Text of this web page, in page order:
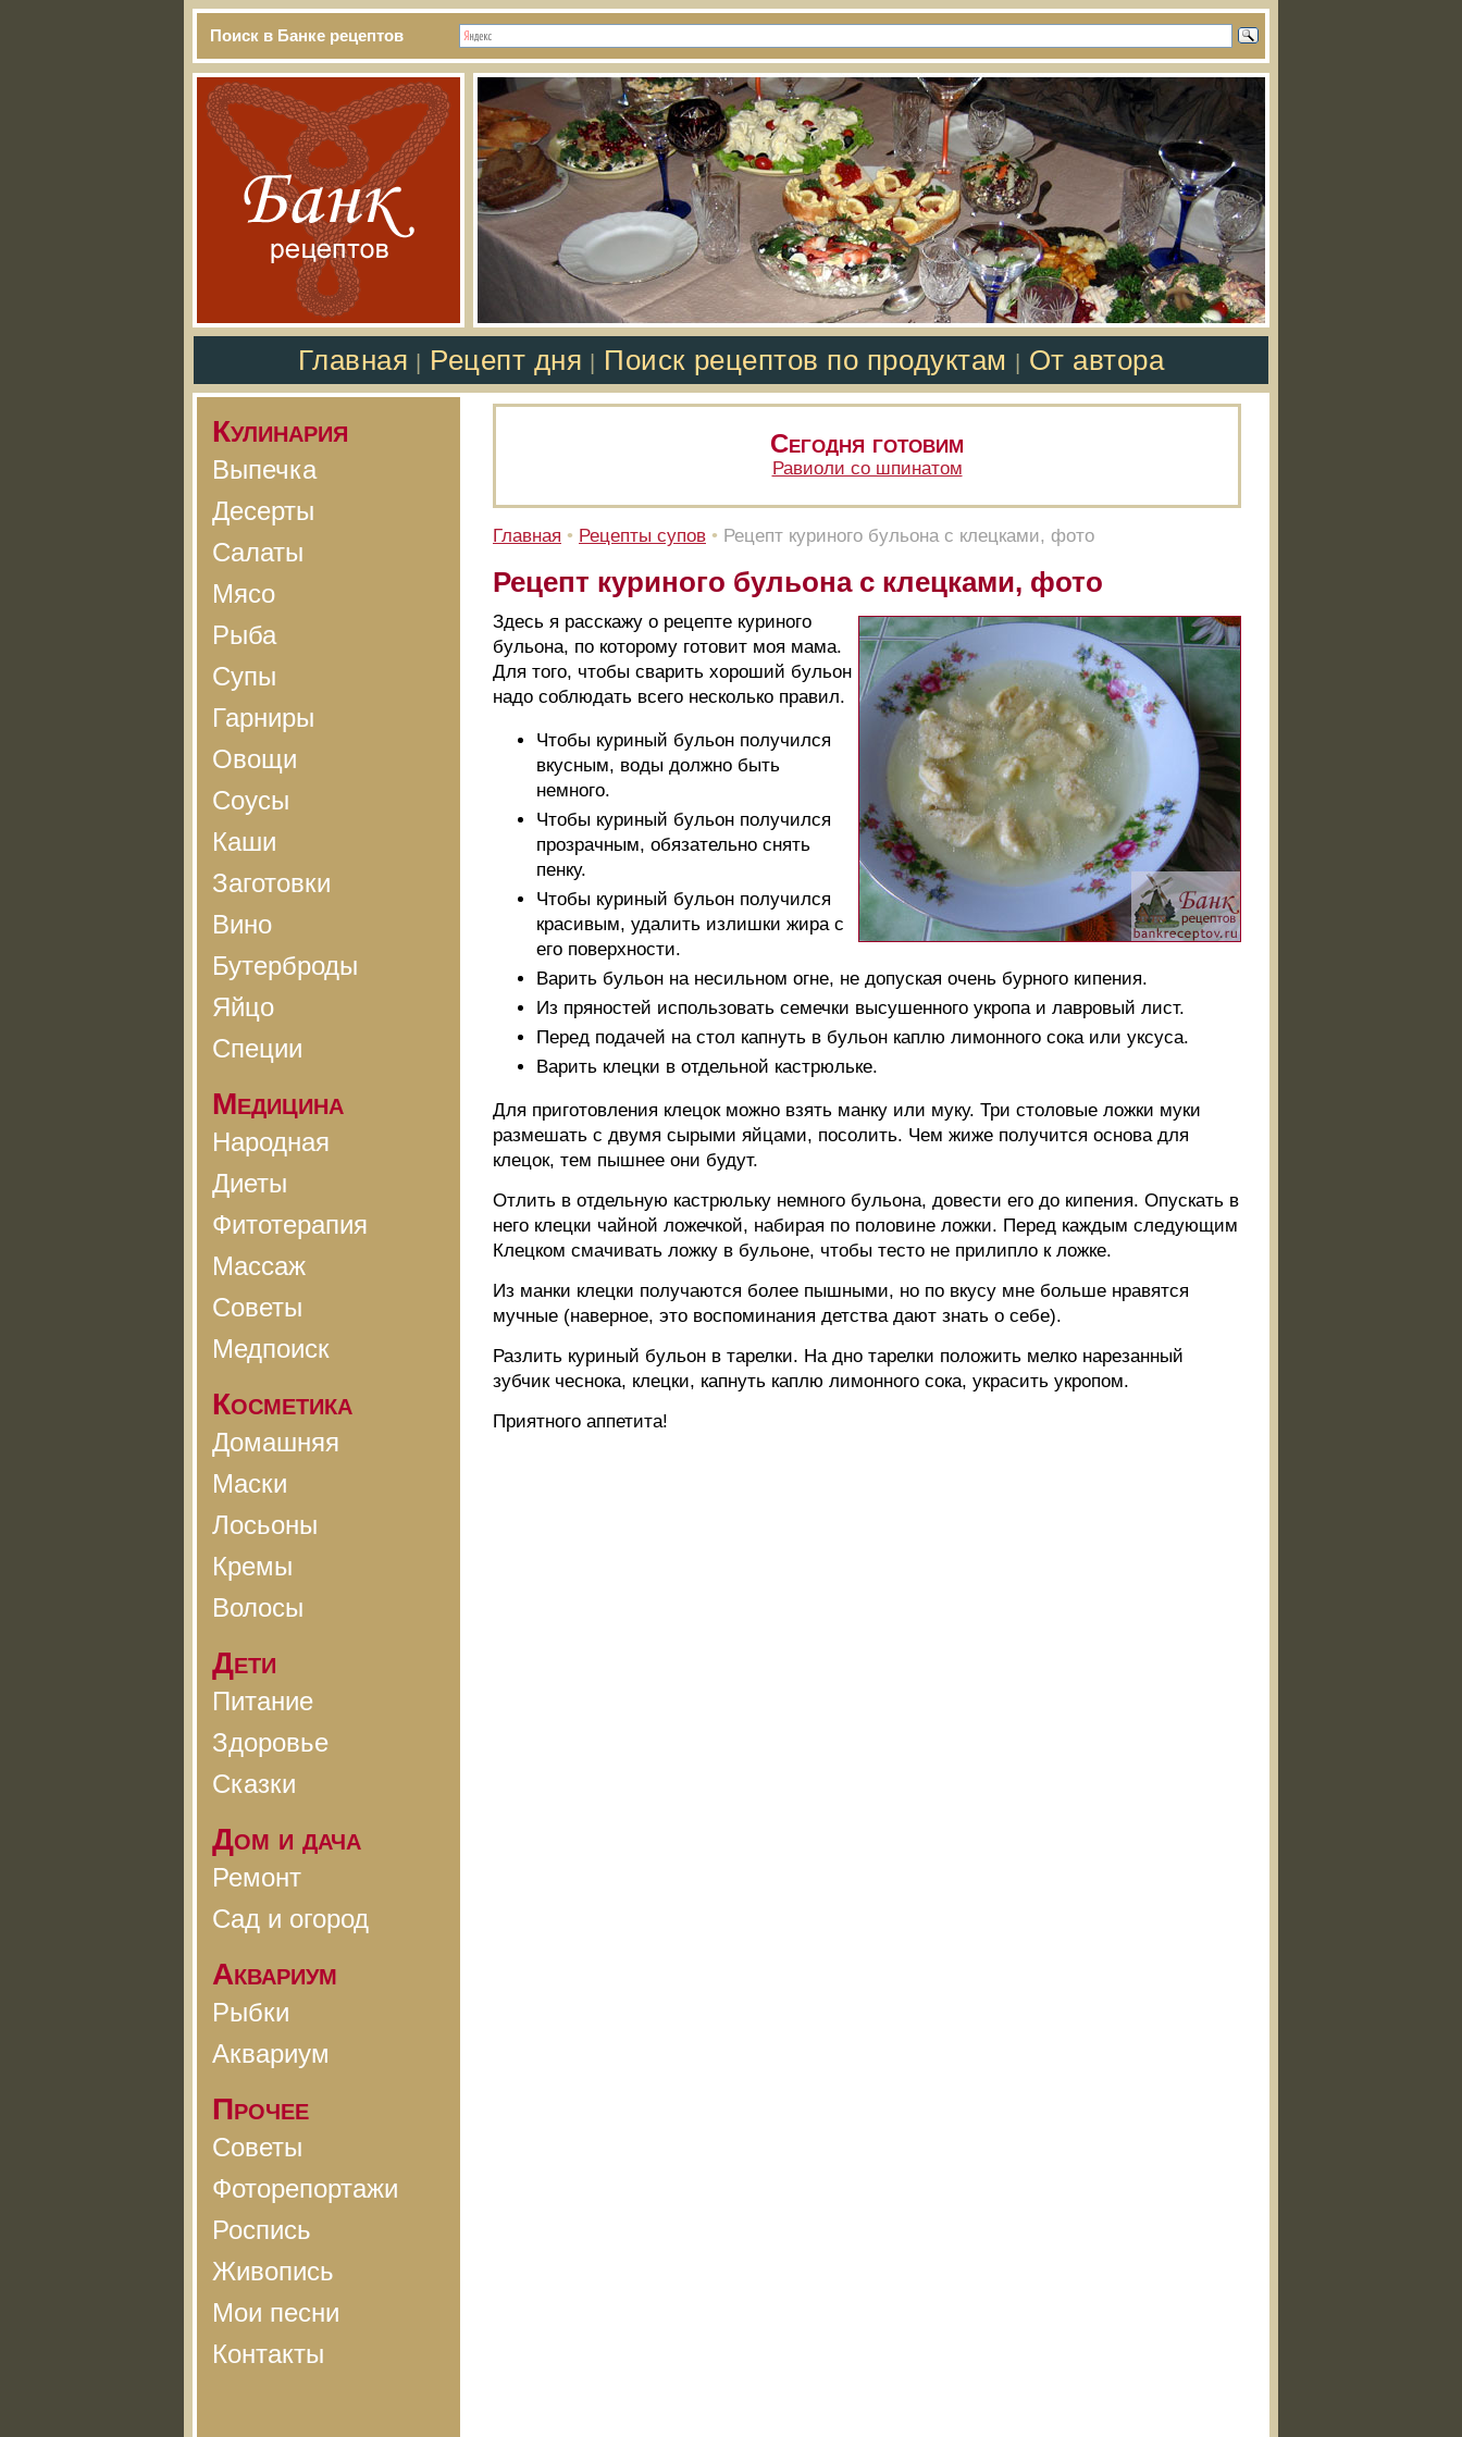
Поиск в Банке рецептов
Главная Рецепт дня Поиск рецептов по продуктам От автора
Кулинария
Выпечка
Десерты
Салаты
Мясо
Рыба
Супы
Гарниры
Овощи
Соусы
Каши
Заготовки
Вино
Бутерброды
Яйцо
Специи
Медицина
Народная
Диеты
Фитотерапия
Массаж
Советы
Медпоиск
Косметика
Домашняя
Маски
Лосьоны
Кремы
Волосы
Дети
Питание
Здоровье
Сказки
Дом и дача
Ремонт
Сад и огород
Аквариум
Рыбки
Аквариум
Прочее
Советы
Фоторепортажи
Роспись
Живопись
Мои песни
Контакты
Сегодня готовим
Равиоли со шпинатом
Главная • Рецепты супов • Рецепт куриного бульона с клецками, фото
Рецепт куриного бульона с клецками, фото
Здесь я расскажу о рецепте куриного
бульона, по которому готовит моя мама.
Для того, чтобы сварить хороший бульон
надо соблюдать всего несколько правил.
Чтобы куриный бульон получился
вкусным, воды должно быть
немного.
Чтобы куриный бульон получился
прозрачным, обязательно снять
пенку.
Чтобы куриный бульон получился
красивым, удалить излишки жира с
его поверхности.
Варить бульон на несильном огне, не допуская очень бурного кипения.
Из пряностей использовать семечки высушенного укропа и лавровый лист.
Перед подачей на стол капнуть в бульон каплю лимонного сока или уксуса.
Варить клецки в отдельной кастрюльке.
Для приготовления клецок можно взять манку или муку. Три столовые ложки муки
размешать с двумя сырыми яйцами, посолить. Чем жиже получится основа для
клецок, тем пышнее они будут.
Отлить в отдельную кастрюльку немного бульона, довести его до кипения. Опускать в
него клецки чайной ложечкой, набирая по половине ложки. Перед каждым следующим
Клецком смачивать ложку в бульоне, чтобы тесто не прилипло к ложке.
Из манки клецки получаются более пышными, но по вкусу мне больше нравятся
мучные (наверное, это воспоминания детства дают знать о себе).
Разлить куриный бульон в тарелки. На дно тарелки положить мелко нарезанный
зубчик чеснока, клецки, капнуть каплю лимонного сока, украсить укропом.
Приятного аппетита!